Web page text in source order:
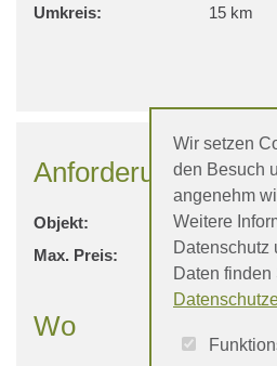
Umkreis:
15 km
Anforderungen
Objekt:
Wohnung
Max. Preis:
400.000 €
Wo
Wir setzen
den Besuch
angenehm
Weitere
Datenschutz
Daten